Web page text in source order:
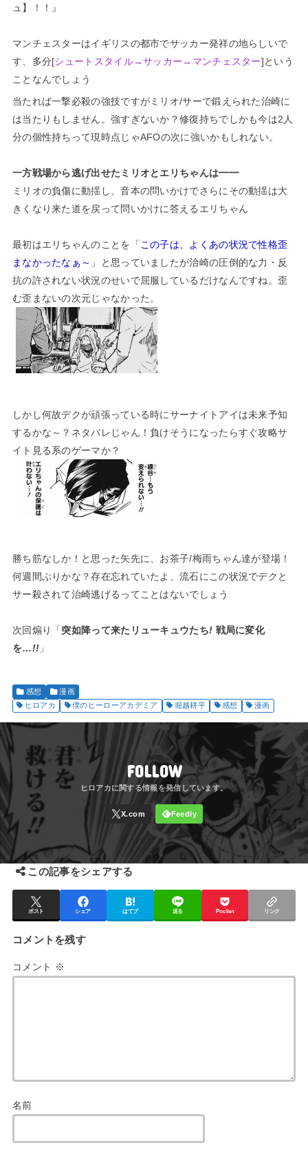
ュ】！！』
マンチェスターはイギリスの都市でサッカー発祥の地らしいで
す、多分[シュートスタイル→サッカー→マンチェスター]という
ことなんでしょう
当たれば一撃必殺の強技ですがミリオ/サーで鍛えられた治崎に
は当たりもしません。強すぎないか？修復持ちでしかも今は2人
分の個性持ちって現時点じゃAFOの次に強いかもしれない。
一方戦場から逃げ出せたミリオとエリちゃんは━━
ミリオの負傷に動揺し、音本の問いかけでさらにその動揺は大
きくなり来た道を戻って問いかけに答えるエリちゃん
最初はエリちゃんのことを「この子は、よくあの状況で性格歪
まなかったなぁ～ 」と思っていましたが治崎の圧倒的な力・反
抗の許されない状況のせいで屈服しているだけなんですね。歪
む歪まないの次元じゃなかった。
しかし何故デクが頑張っている時にサーナイトアイは未来予知
するかな～？ネタバレじゃん！負けそうになったらすぐ攻略サ
イト見る系のゲーマか？
勝ち筋なしか！と思った矢先に、お茶子/梅雨ちゃん達が登場！
何週間ぶりかな？存在忘れていたよ、流石にこの状況でデクと
サー殺されて治崎逃げるってことはないでしょう
次回煽り「突如降って来たリューキュウたち! 戦局に変化
を…!! 」
感想
漫画
ヒロアカ
僕のヒーローアカデミア 堀越耕平 感想 漫画
FOLLOW
この記事をシェアする
ポスト シェア はてブ 送る Pocket リンク
コメントを残す
コメント ※
名前